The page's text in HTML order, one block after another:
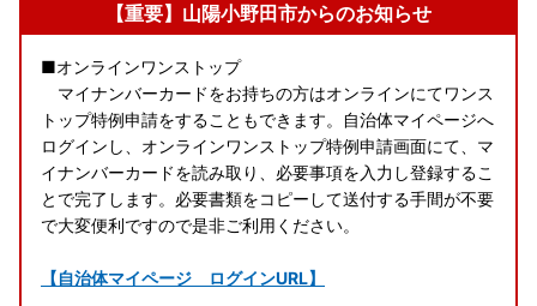
【重要】山陽小野田市からのお知らせ
■オンラインワンストップ
マイナンバーカードをお持ちの方はオンラインにてワンス
トップ特例申請をすることもできます。自治体マイページへ
ログインし、オンラインワンストップ特例申請画面にて、マ
イナンバーカードを読み取り、必要事項を入力し登録するこ
とで完了します。必要書類をコピーして送付する手間が不要
で大変便利ですので是非ご利用ください。
【自治体マイページ ログインURL】